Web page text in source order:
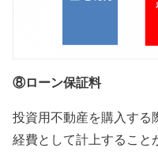
⑧ローン保証料
投資用不動産を購入する
経費として計上すること